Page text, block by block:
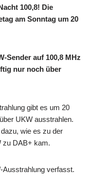
100,8! Die
am Sonntag um 20
Sender auf 100,8 MHz
nur noch über
gibt es um 20
UKW ausstrahlen.
wie es zu der
zu DAB+ kam.
Ausstrahlung verfasst.